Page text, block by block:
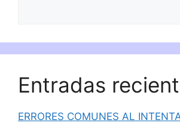
Entradas
ERRORES COMUNES AL